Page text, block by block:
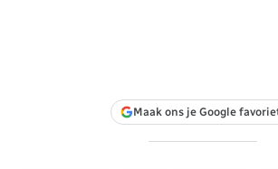
Maak ons je Google